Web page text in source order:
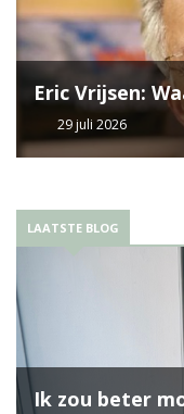
Eric Vrijsen:
29 juli 2026
LAATSTE BLOG
Ik zou beter